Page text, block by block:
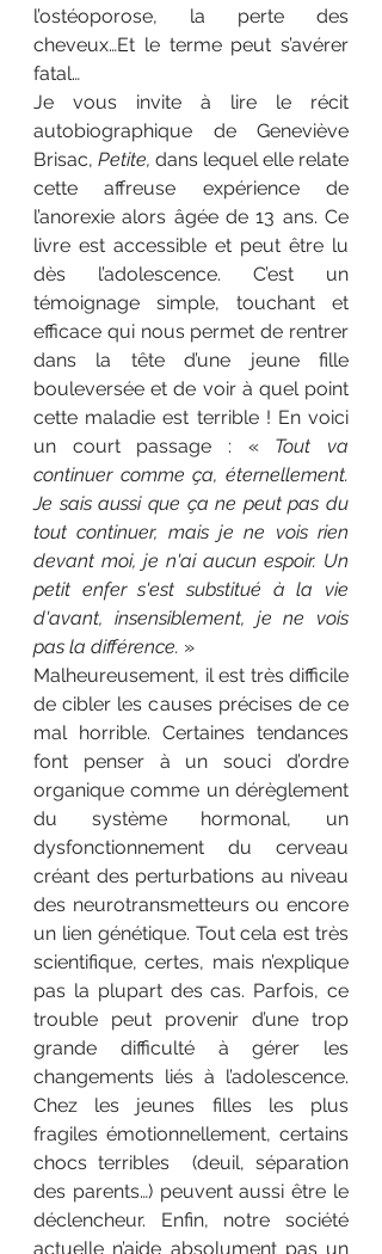
l’ostéoporose, la perte des
cheveux…Et le terme peut s’avérer
fatal…
Je vous invite à lire le récit
autobiographique de Geneviève
Brisac, Petite, dans lequel elle relate
cette affreuse expérience de
l’anorexie alors âgée de 13 ans. Ce
livre est accessible et peut être lu
dès l’adolescence. C’est un
témoignage simple, touchant et
efficace qui nous permet de rentrer
dans la tête d’une jeune fille
bouleversée et de voir à quel point
cette maladie est terrible ! En voici
un court passage : « Tout va
continuer comme ça, éternellement.
Je sais aussi que ça ne peut pas du
tout continuer, mais je ne vois rien
devant moi, je n'ai aucun espoir. Un
petit enfer s'est substitué à la vie
d'avant, insensiblement, je ne vois
pas la différence. »
Malheureusement, il est très difficile
de cibler les causes précises de ce
mal horrible. Certaines tendances
font penser à un souci d’ordre
organique comme un dérèglement
du système hormonal, un
dysfonctionnement du cerveau
créant des perturbations au niveau
des neurotransmetteurs ou encore
un lien génétique. Tout cela est très
scientifique, certes, mais n’explique
pas la plupart des cas. Parfois, ce
trouble peut provenir d’une trop
grande difficulté à gérer les
changements liés à l’adolescence.
Chez les jeunes filles les plus
fragiles émotionnellement, certains
chocs terribles  (deuil, séparation
des parents…) peuvent aussi être le
déclencheur. Enfin, notre société
actuelle n’aide absolument pas un